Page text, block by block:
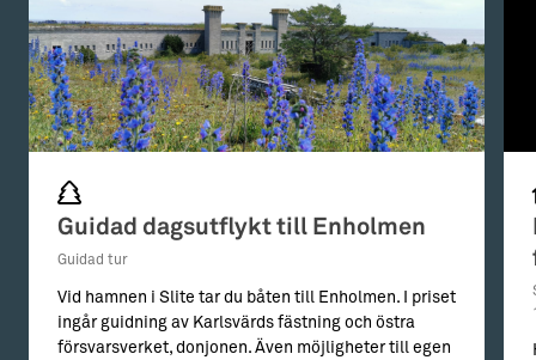
Guidad dagsutflykt till Enholmen
Guidad tur
Vid hamnen i Slite tar du båten till Enholmen. I priset
ingår guidning av Karlsvärds fästning och östra
försvarsverket, donjonen. Även möjligheter till egen